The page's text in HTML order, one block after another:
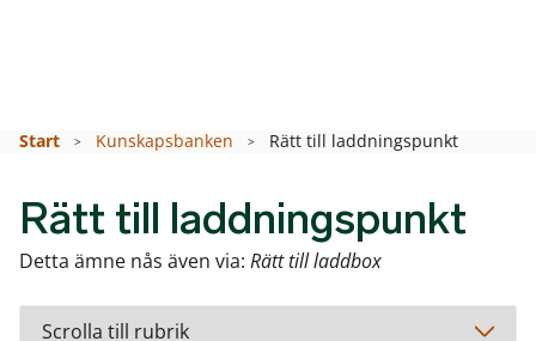
Start Kunskapsbanken Rätt till laddningspunkt
Rätt till laddningspunkt
Detta ämne nås även via: Rätt till laddbox